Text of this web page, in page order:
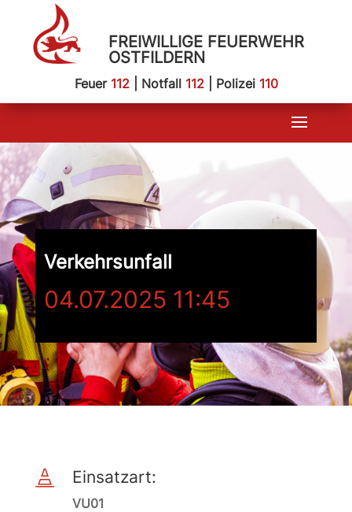
FREIWILLIGE FEUERWEHR
OSTFILDERN
Feuer 112| Notfall 112| Polizei 110
Verkehrsunfall
04.07.2025 11:45
 Einsatzart:
VU01